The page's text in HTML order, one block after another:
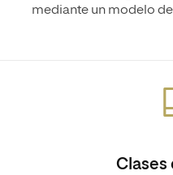
mediante un modelo
Clases